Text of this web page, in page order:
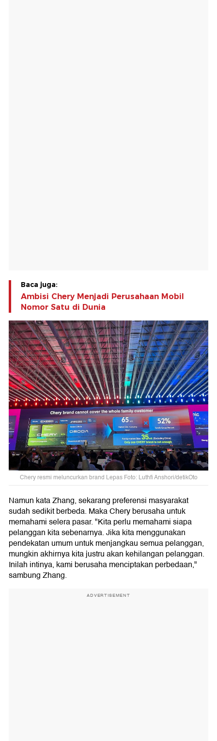
Baca juga:
Ambisi Chery Menjadi Perusahaan Mobil
Nomor Satu di Dunia
Chery resmi meluncurkan brand Lepas Foto: Luthfi Anshori/detikOto
Namun kata Zhang, sekarang preferensi masyarakat
sudah sedikit berbeda. Maka Chery berusaha untuk
memahami selera pasar. "Kita perlu memahami siapa
pelanggan kita sebenarnya. Jika kita menggunakan
pendekatan umum untuk menjangkau semua pelanggan,
mungkin akhirnya kita justru akan kehilangan pelanggan.
Inilah intinya, kami berusaha menciptakan perbedaan,"
sambung Zhang.
ADVERTISEMENT